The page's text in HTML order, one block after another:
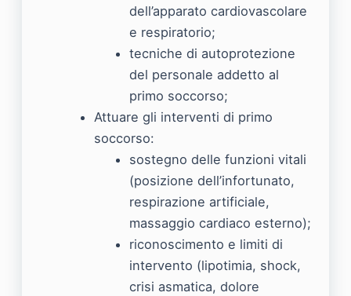
dell’apparato cardiovascolare
e respiratorio;
tecniche di autoprotezione
del personale addetto al
primo soccorso;
Attuare gli interventi di primo
soccorso:
sostegno delle funzioni vitali
(posizione dell’infortunato,
respirazione artificiale,
massaggio cardiaco esterno);
riconoscimento e limiti di
intervento (lipotimia, shock,
crisi asmatica, dolore